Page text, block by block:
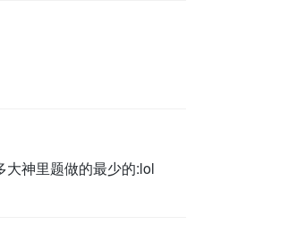
神里题做的最少的:lol